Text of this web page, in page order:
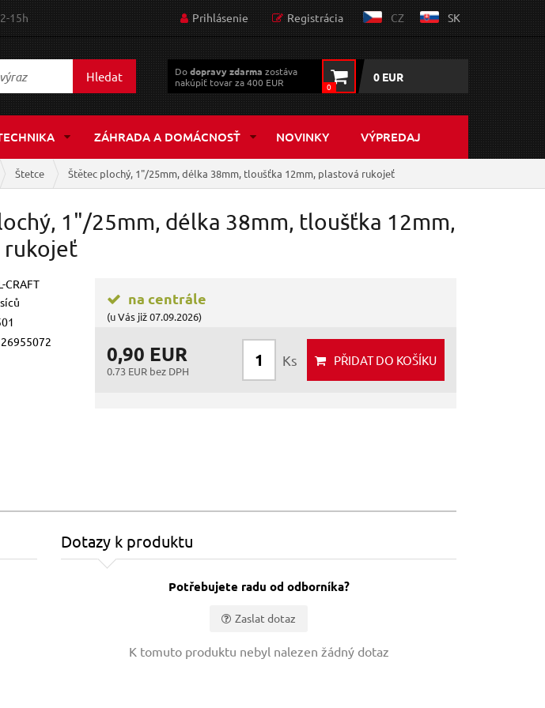
15h Prihlásenie Registrácia CZ SK
Hledat Dodopravy zdarma zostáva
nakúpiť tovar za 400 EUR
0
0 EUR
ZÁHRADA A DOMÁCNOSŤ NOVINKY VÝPREDAJ
Štetce Štětec plochý, 1"/25mm, délka 38mm, tloušťka 12mm, plastová rukojeť
1"/25mm, délka 38mm, tloušťka 12mm,
rukojeť
CRAFT
na centrále
(u Vás již 07.09.2026)
0,90 EUR
0.73 EUR bez DPH
Ks PŘIDATDO KOŠÍKU
Dotazy k produktu
Potřebujete radu od odborníka?
Zaslat dotaz
K tomuto produktu nebyl nalezen žádný dotaz